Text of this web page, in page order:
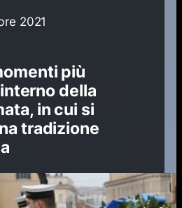
2021
più
della
in cui si
tradizione